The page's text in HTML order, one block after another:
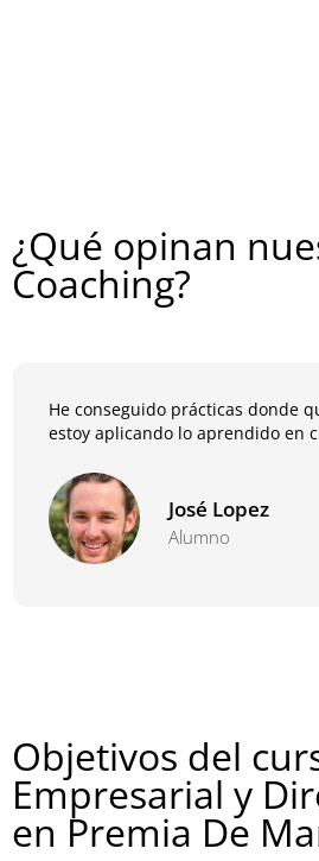
¿Qué opinan
Coaching?
He conseguido prácticas donde
estoy aplicando lo aprendido en
José Lopez
Alumno
Objetivos del
Empresarial y
en Premia De